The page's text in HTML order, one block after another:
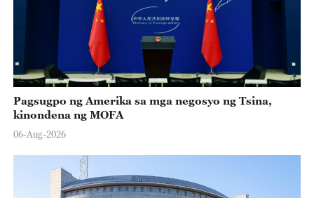
Pagsugpo ng Amerika sa mga negosyo ng Tsina,
kinondena ng MOFA
06-Aug-2026